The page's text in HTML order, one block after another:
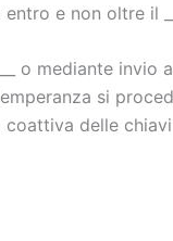
e non oltre il
o mediante
si
delle